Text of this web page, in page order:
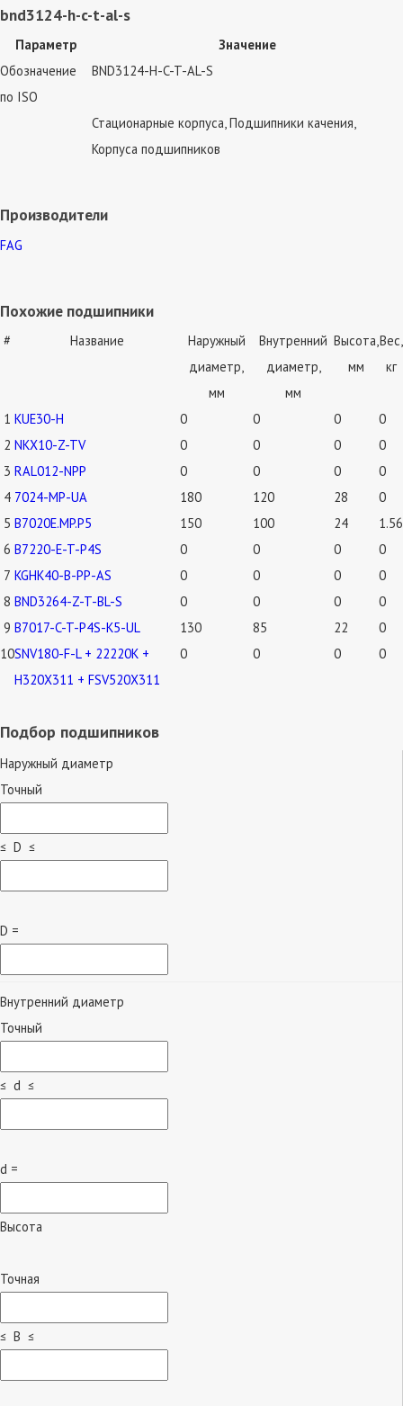
bnd3124-h-c-t-al-s
Параметр
Значение
Обозначение
по ISO
BND3124-H-C-T-AL-S
Стационарные корпуса, Подшипники качения,
Корпуса подшипников
Производители
FAG
Похожие подшипники
# Название
Наружный
диаметр,
мм
Внутренний
диаметр,
мм
Высота,
мм
Вес,
кг
1 KUE30-H 0 0 0
0
2 NKX10-Z-TV 0 0 0
0
3 RAL012-NPP 0 0 0
0
4 7024-MP-UA 180 120 28
0
5 B7020E.MP.P5 150 100 24
1.56
6 B7220-E-T-P4S 0 0 0
0
7 KGHK40-B-PP-AS 0 0 0
0
8 BND3264-Z-T-BL-S 0 0 0
0
9 B7017-C-T-P4S-K5-UL 130 85 22
0
10SNV180-F-L + 22220K +
H320X311 + FSV520X311
0 0 0 0
Подбор подшипников
Наружный диаметр
Точный
≤ D ≤
D =
Внутренний диаметр
Точный
≤ d ≤
d =
Высота
Точная
≤ B ≤